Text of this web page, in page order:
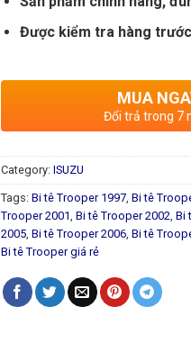
Được kiểm tra hàng
MUA
Đổi trả trong 7
Category: ISUZU
Tags: Bi tê Trooper 1997, Bi tê
Trooper 2001, Bi tê Trooper 2002, Bi
2005, Bi tê Trooper 2006, Bi tê
Bi tê Trooper giá rẻ